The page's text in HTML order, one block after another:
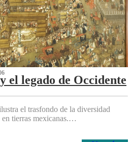
el legado de Occidente
el trasfondo de la diversidad
tierras mexicanas.…